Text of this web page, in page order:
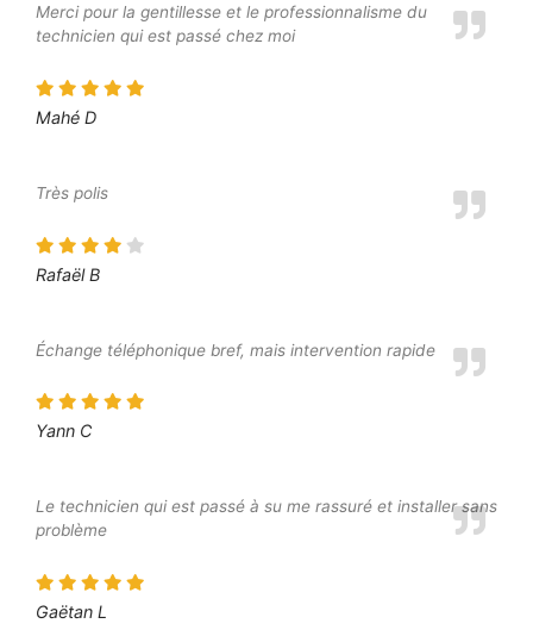
Merci pour la gentillesse et le professionnalisme du
technicien qui est passé chez moi
Mahé D
Très polis
Rafaël B
Échange téléphonique bref, mais intervention rapide
Yann C
Le technicien qui est passé à su me rassuré et installer sans
problème
Gaëtan L